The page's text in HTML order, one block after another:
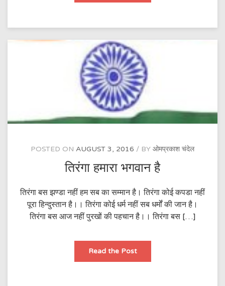
शराब
गाँव
POSTED ON AUGUST 3, 2016 BY ओमप्रकाश चंदेल
तिरंगा हमारा भगवान है
तिरंगा बस झण्डा नहीं हम सब का सम्मान है। तिरंगा कोई कपडा नहीं
पूरा हिन्दुस्तान है।। तिरंगा कोई धर्म नहीं सब धर्मों की जान है।
तिरंगा बस आज नहीं पुरखों की पहचान है।। तिरंगा बस […]
Read the Postतिरंगा
भगवान